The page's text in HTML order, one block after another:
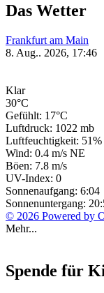
Das Wetter
Frankfurt am Main
8. Aug.. 2026, 17:46
Klar
30°C
Gefühlt: 17°C
Luftdruck: 1022 mb
Luftfeuchtigkeit: 51%
Wind: 0.4 m/s NE
Böen: 7.8 m/s
UV-Index: 0
Sonnenaufgang: 6:04
Sonnenuntergang:
© 2026 Powered by
Mehr...
Spende für